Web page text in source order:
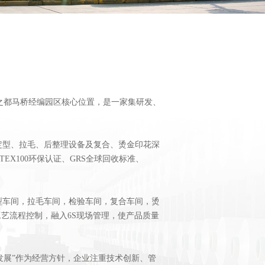
桥经编园区核心位置，是一家集研发、
、拉毛、后整理设备及复合、烫金印花深
环保认证、GRS全球回收标准、
间，拉毛车间，检验车间，复合车间，烫
流程控制，融入6S现场管理，使产品质量
”作为经营方针，企业注重技术创新、管